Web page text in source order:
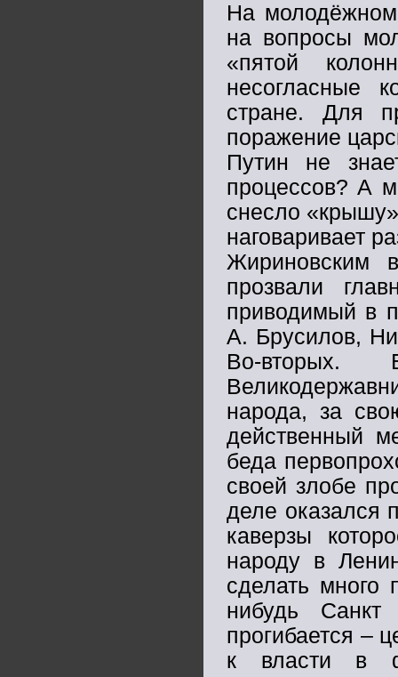
На
на вопросы
«пятой
несогласные
стране. Для
поражение
Путин не
процессов? А
снесло
наговаривает
Жириновским
прозвали
приводимый в
А. Брусилов,
Во-вторых.
народа, за
действенный
беда
своей злобе
деле оказался
каверзы
народу в
сделать много
нибудь
прогибается –
к власти в